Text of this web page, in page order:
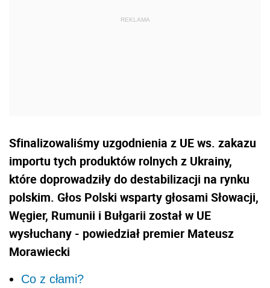
Sfinalizowaliśmy uzgodnienia z UE ws. zakazu
importu tych produktów rolnych z Ukrainy,
które doprowadziły do destabilizacji na rynku
polskim. Głos Polski wsparty głosami Słowacji,
Węgier, Rumunii i Bułgarii został w UE
wysłuchany - powiedział premier Mateusz
Morawiecki
Co z cłami?